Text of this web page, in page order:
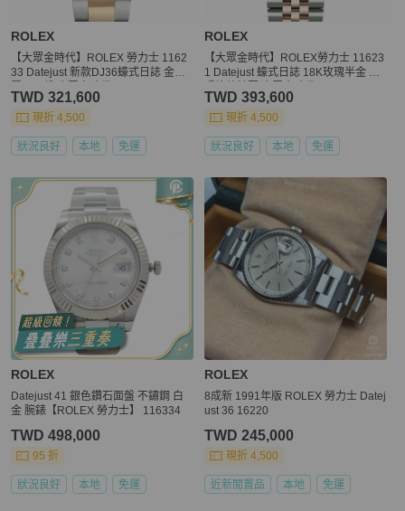
ROLEX
【大眾金時代】ROLEX 勞力士 1162
33 Datejust 新款DJ36蠔式日誌 金色
TWD 321,600
現折 4,500
狀況良好 本地 免運
ROLEX
【大眾金時代】ROLEX勞力士 11623
1 Datejust 蠔式日誌 18K玫瑰半金 太
TWD 393,600
現折 4,500
狀況良好 本地 免運
ROLEX
Datejust 41 銀色鑽石面盤 不鏽鋼 白
金 腕錶【ROLEX 勞力士】 116334
TWD 498,000
95 折
狀況良好 本地 免運
ROLEX
8成新 1991年版 ROLEX 勞力士 Datej
ust 36 16220
TWD 245,000
現折 4,500
近新閒置品 本地 免運